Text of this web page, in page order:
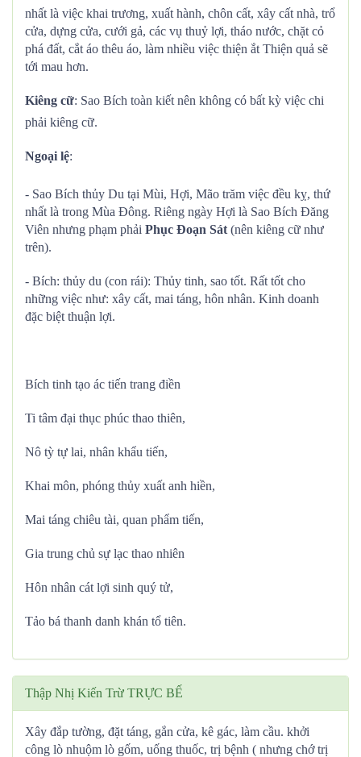
nhất là việc khai trương, xuất hành, chôn cất, xây cất nhà, trổ
cửa, dựng cửa, cưới gả, các vụ thuỷ lợi, tháo nước, chặt cỏ
phá đất, cắt áo thêu áo, làm nhiều việc thiện ắt Thiện quả sẽ
tới mau hơn.
Kiêng cữ: Sao Bích toàn kiết nên không có bất kỳ việc chi
phải kiêng cữ.
Ngoại lệ:
- Sao Bích thủy Du tại Mùi, Hợi, Mão trăm việc đều kỵ, thứ
nhất là trong Mùa Đông. Riêng ngày Hợi là Sao Bích Đăng
Viên nhưng phạm phải Phục Đoạn Sát (nên kiêng cữ như
trên).
- Bích: thủy du (con rái): Thủy tinh, sao tốt. Rất tốt cho
những việc như: xây cất, mai táng, hôn nhân. Kinh doanh
đặc biệt thuận lợi.
Bích tinh tạo ác tiến trang điền
Ti tâm đại thục phúc thao thiên,
Nô tỳ tự lai, nhân khẩu tiến,
Khai môn, phóng thủy xuất anh hiền,
Mai táng chiêu tài, quan phẩm tiến,
Gia trung chủ sự lạc thao nhiên
Hôn nhân cát lợi sinh quý tử,
Tảo bá thanh danh khán tổ tiên.
Thập Nhị Kiến Trừ TRỰC BẾ
Xây đắp tường, đặt táng, gắn cửa, kê gác, làm cầu. khởi
công lò nhuộm lò gốm, uống thuốc, trị bệnh ( nhưng chớ trị